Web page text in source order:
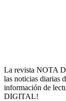
La revista NOTA
las noticias diarias
información de
DIGITAL!